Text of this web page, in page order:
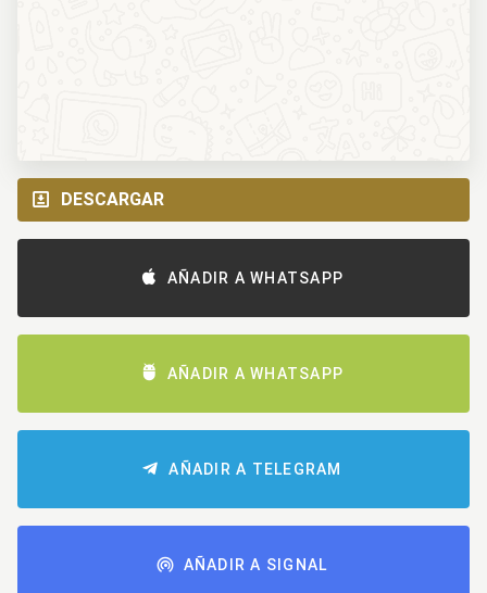
DESCARGAR
AÑADIR A WHATSAPP
AÑADIR A WHATSAPP
AÑADIR A TELEGRAM
AÑADIR A SIGNAL